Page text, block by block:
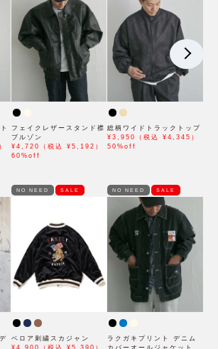
フェイクレザースタンド襟
ブルゾン
¥4,720（税込 ¥5,192）
60%off
総柄ワイドトラックトップ
¥3,950（税込 ¥4,345）
50%off
NO NEED SALE
ベロア刺繍スカジャン
NO NEED SALE
ラクガキプリント デニム